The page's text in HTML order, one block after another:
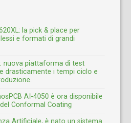
la pick & place per
e formati di grandi
nuova piattaforma di test
drasticamente i tempi ciclo e
AI-4050 è ora disponibile
Conformal Coating
Artificiale, è nato un sistema